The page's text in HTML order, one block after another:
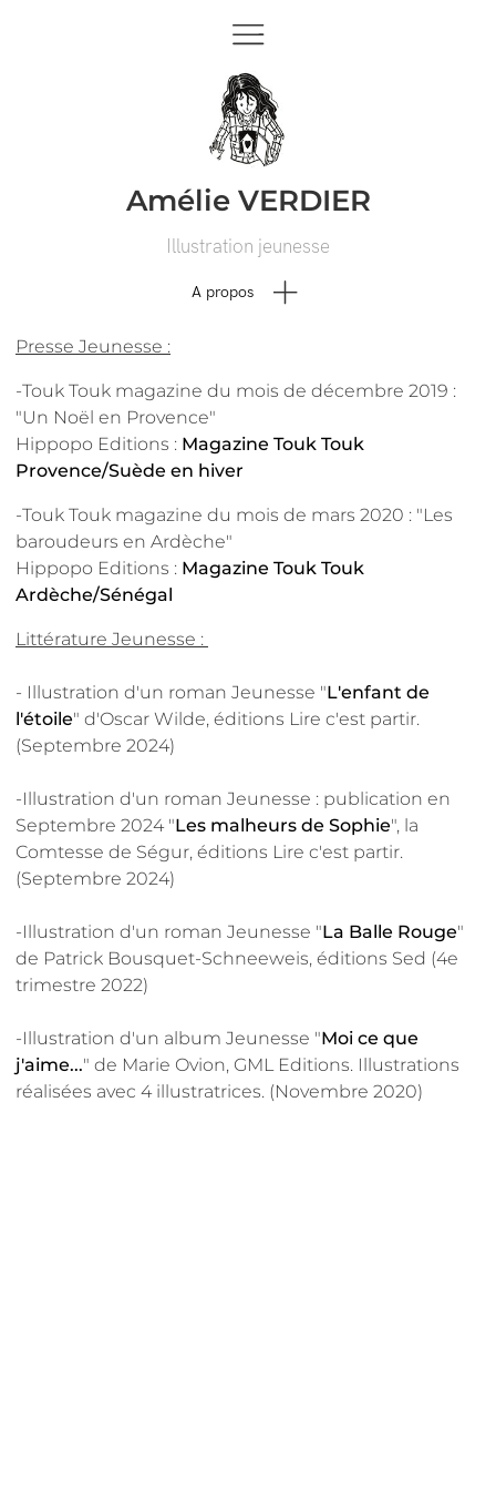
Amélie VERDIER
Illustration jeunesse
A propos
Presse Jeunesse :
-Touk Touk magazine du mois de décembre 2019 :
"Un Noël en Provence"
Hippopo Editions : Magazine Touk Touk
Provence/Suède en hiver
-Touk Touk magazine du mois de mars 2020 : "Les
baroudeurs en Ardèche"
Hippopo Editions : Magazine Touk Touk
Ardèche/Sénégal
Littérature Jeunesse :
- Illustration d'un roman Jeunesse "L'enfant de
l'étoile" d'Oscar Wilde, éditions Lire c'est partir.
(Septembre 2024)
-Illustration d'un roman Jeunesse : publication en
Septembre 2024 "Les malheurs de Sophie", la
Comtesse de Ségur, éditions Lire c'est partir.
(Septembre 2024)
-Illustration d'un roman Jeunesse "La Balle Rouge"
de Patrick Bousquet-Schneeweis, éditions Sed (4e
trimestre 2022)
-Illustration d'un album Jeunesse "Moi ce que
j'aime..." de Marie Ovion, GML Editions. Illustrations
réalisées avec 4 illustratrices. (Novembre 2020)